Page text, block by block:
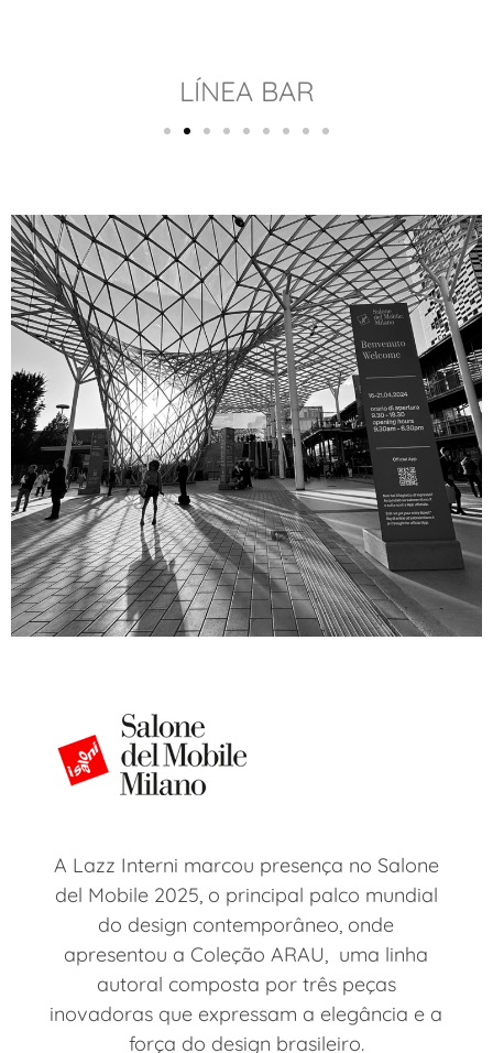
LÍNEA BAR
A Lazz Interni marcou presença no Salone
del Mobile 2025, o principal palco mundial
do design contemporâneo, onde
apresentou a Coleção ARAU, uma linha
autoral composta por três peças
inovadoras que expressam a elegância e a
força do design brasileiro.